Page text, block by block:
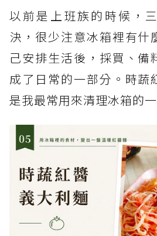
以前是上班族的時候，
決，很少注意冰箱裡有什
己安排生活後，採買、備
成了日常的一部分。時蔬
是我最常用來清理冰箱的